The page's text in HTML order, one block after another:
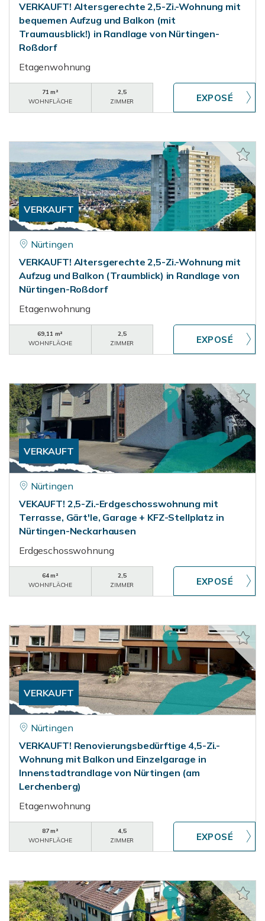
VERKAUFT! Altersgerechte 2,5-Zi.-Wohnung mit
bequemen Aufzug und Balkon (mit
Traumausblick!) in Randlage von Nürtingen-
Roßdorf
Etagenwohnung
71 m²
WOHNFLÄCHE
2,5
ZIMMER
VERKAUFT
Nürtingen
VERKAUFT! Altersgerechte 2,5-Zi.-Wohnung mit
Aufzug und Balkon (Traumblick) in Randlage von
Nürtingen-Roßdorf
Etagenwohnung
69,11 m²
WOHNFLÄCHE
2,5
ZIMMER
VERKAUFT
Nürtingen
VEKAUFT! 2,5-Zi.-Erdgeschosswohnung mit
Terrasse, Gärt'le, Garage + KFZ-Stellplatz in
Nürtingen-Neckarhausen
Erdgeschosswohnung
64 m²
WOHNFLÄCHE
2,5
ZIMMER
VERKAUFT
Nürtingen
VERKAUFT! Renovierungsbedürftige 4,5-Zi.-
Wohnung mit Balkon und Einzelgarage in
Innenstadtrandlage von Nürtingen (am
Lerchenberg)
Etagenwohnung
87 m²
WOHNFLÄCHE
4,5
ZIMMER